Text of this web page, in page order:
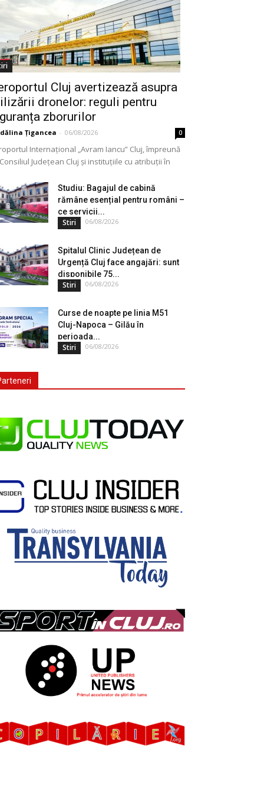
Cluj avertizează asupra
dronelor: reguli pentru
zborurilor
Țigancea - 06/08/2026 0
Internațional „Avram Iancu” Cluj, împreună
Județean Cluj și instituțiile cu atribuții în
Studiu: Bagajul de cabină
rămâne esențial pentru români –
ce servicii...
Stiri 06/08/2026
Spitalul Clinic Județean de
Urgență Cluj face angajări: sunt
disponibile 75...
Stiri 06/08/2026
Curse de noapte pe linia M51
Cluj-Napoca – Gilău în
perioada...
Stiri 06/08/2026